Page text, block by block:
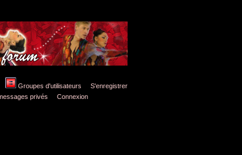
Groupes d'utilisateurs
S'enregistrer
privés Connexion